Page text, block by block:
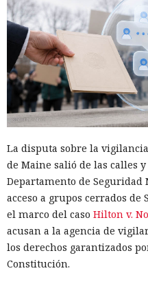
La disputa sobre la
de Maine salió de las calles
Departamento de Seguridad
acceso a grupos cerrados
el marco del caso Hilton v.
acusan a la agencia de
los derechos garantizados
Constitución.